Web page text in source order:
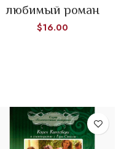
любимый роман
$16.00